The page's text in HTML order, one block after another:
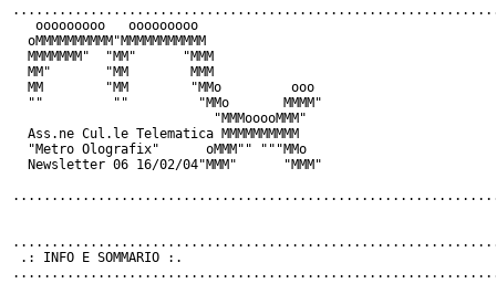
Richieste di rimozione
   ooooooooo   ooooooooo
  oMMMMMMMMMM"MMMMMMMMMMM
  MMMMMMM"  "MM"      "MMM
  MM"       "MM        MMM
  MM        "MM        "MMo         ooo
  ""         ""         "MMo       MMMM"
                          "MMMooooMMM"
  Ass.ne Cul.le Telematica MMMMMMMMMM
  "Metro Olografix"      oMMM"" """MMo
  Newsletter 06 16/02/04"MMM"      "MMM"
.: INFO E SOMMARIO :.